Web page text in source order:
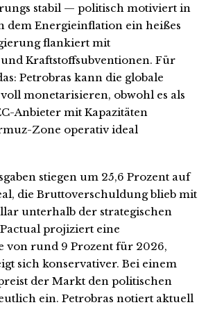
stabil — politisch motiviert in
dem Energieinflation ein heißes
flankiert mit
Kraftstoffsubventionen. Für
Petrobras kann die globale
monetarisieren, obwohl es als
Anbieter mit Kapazitäten
Zone operativ ideal
stiegen um 25,6 Prozent auf
die Bruttoverschuldung blieb mit
unterhalb der strategischen
projiziert eine
von rund 9 Prozent für 2026,
sich konservativer. Bei einem
der Markt den politischen
ein. Petrobras notiert aktuell